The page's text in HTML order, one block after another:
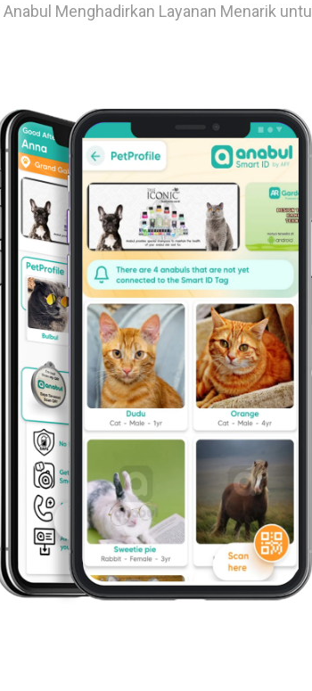
Menghadirkan Layanan Menarik